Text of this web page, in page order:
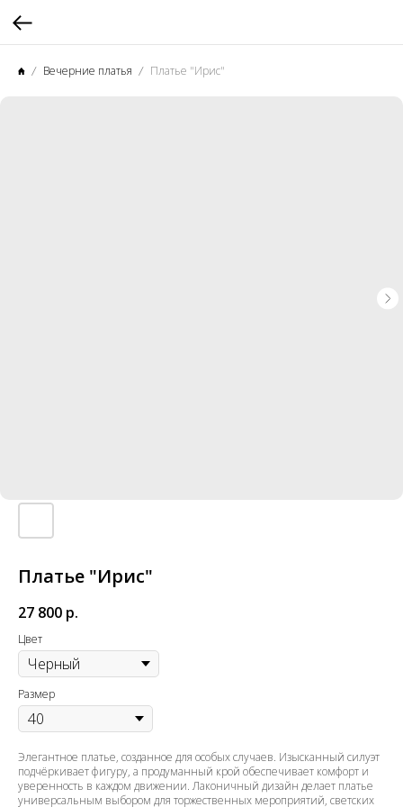
Вечерние платья Платье "Ирис"
Платье "Ирис"
27 800 р.
Цвет
Размер
Элегантное платье, созданное для особых случаев. Изысканный силуэт
подчёркивает фигуру, а продуманный крой обеспечивает комфорт и
уверенность в каждом движении. Лаконичный дизайн делает платье
универсальным выбором для торжественных мероприятий, светских